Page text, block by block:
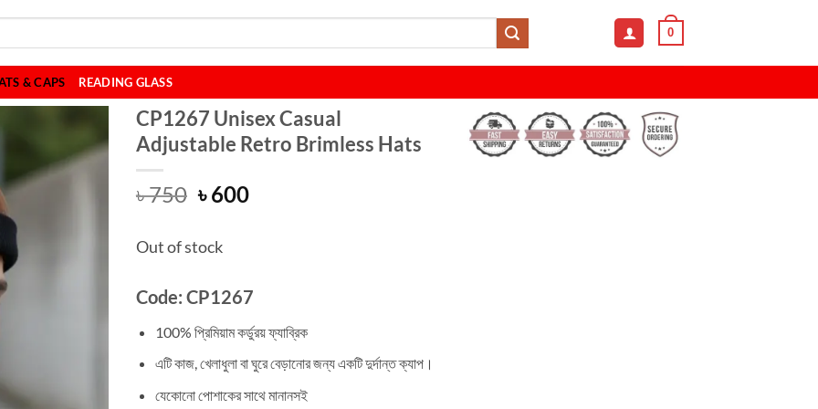
0
& CAPS READING GLASS
CP1267 Unisex Casual
Adjustable Retro Brimless Hats
৳750 Original
was:
৳ 750.
৳600Current
Out of stock
Code: CP1267
100% প্রিমিয়াম কর্ডুরয় ফ্যাব্রিক
এটি কাজ, খেলাধুলা বা ঘুরে বেড়ানোর জন্য একটি দুর্দান্ত ক্যাপ।
যেকোনো পোশাকের সাথে মানানসই